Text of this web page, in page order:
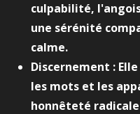
culpabilité,
une sérénité
calme.
Discernement :
les mots et les
honnêteté